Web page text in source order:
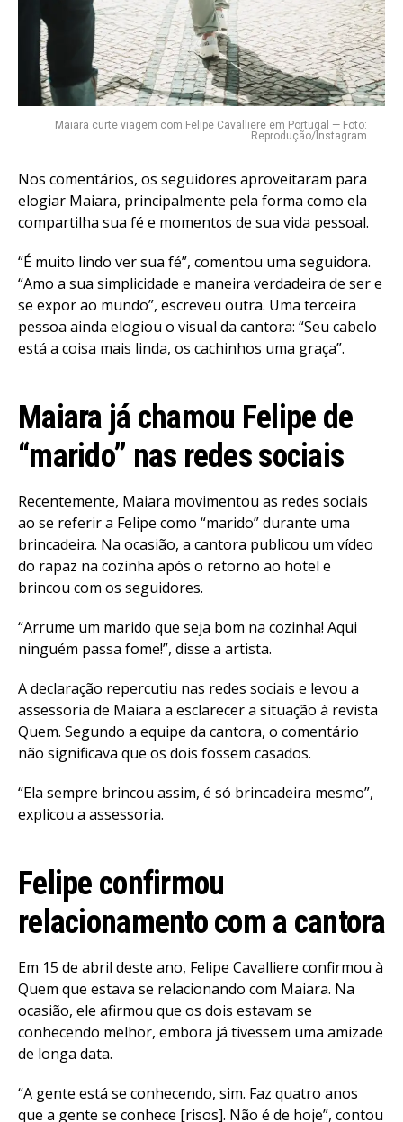
Maiara curte viagem com Felipe Cavalliere em Portugal — Foto:
Reprodução/Instagram
Nos comentários, os seguidores aproveitaram para
elogiar Maiara, principalmente pela forma como ela
compartilha sua fé e momentos de sua vida pessoal.
“É muito lindo ver sua fé”, comentou uma seguidora.
“Amo a sua simplicidade e maneira verdadeira de ser e
se expor ao mundo”, escreveu outra. Uma terceira
pessoa ainda elogiou o visual da cantora: “Seu cabelo
está a coisa mais linda, os cachinhos uma graça”.
Maiara já chamou Felipe de
“marido” nas redes sociais
Recentemente, Maiara movimentou as redes sociais
ao se referir a Felipe como “marido” durante uma
brincadeira. Na ocasião, a cantora publicou um vídeo
do rapaz na cozinha após o retorno ao hotel e
brincou com os seguidores.
“Arrume um marido que seja bom na cozinha! Aqui
ninguém passa fome!”, disse a artista.
A declaração repercutiu nas redes sociais e levou a
assessoria de Maiara a esclarecer a situação à revista
Quem. Segundo a equipe da cantora, o comentário
não significava que os dois fossem casados.
“Ela sempre brincou assim, é só brincadeira mesmo”,
explicou a assessoria.
Felipe confirmou
relacionamento com a cantora
Em 15 de abril deste ano, Felipe Cavalliere confirmou à
Quem que estava se relacionando com Maiara. Na
ocasião, ele afirmou que os dois estavam se
conhecendo melhor, embora já tivessem uma amizade
de longa data.
“A gente está se conhecendo, sim. Faz quatro anos
que a gente se conhece [risos]. Não é de hoje”, contou
Flipboard
Reddit
Email